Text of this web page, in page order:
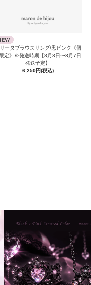
リータブラウスリング/黒ピンク《個
定》※発送時期【8月3日〜8月7日
発送予定】
6,250円(税込)